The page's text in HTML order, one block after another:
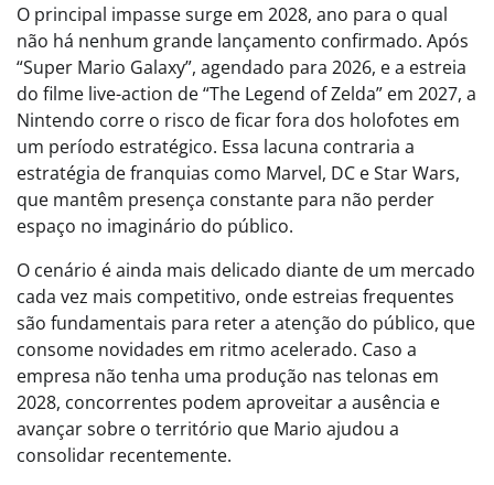
O principal impasse surge em 2028, ano para o qual
não há nenhum grande lançamento confirmado. Após
“Super Mario Galaxy”, agendado para 2026, e a estreia
do filme live-action de “The Legend of Zelda” em 2027, a
Nintendo corre o risco de ficar fora dos holofotes em
um período estratégico. Essa lacuna contraria a
estratégia de franquias como Marvel, DC e Star Wars,
que mantêm presença constante para não perder
espaço no imaginário do público.
O cenário é ainda mais delicado diante de um mercado
cada vez mais competitivo, onde estreias frequentes
são fundamentais para reter a atenção do público, que
consome novidades em ritmo acelerado. Caso a
empresa não tenha uma produção nas telonas em
2028, concorrentes podem aproveitar a ausência e
avançar sobre o território que Mario ajudou a
consolidar recentemente.